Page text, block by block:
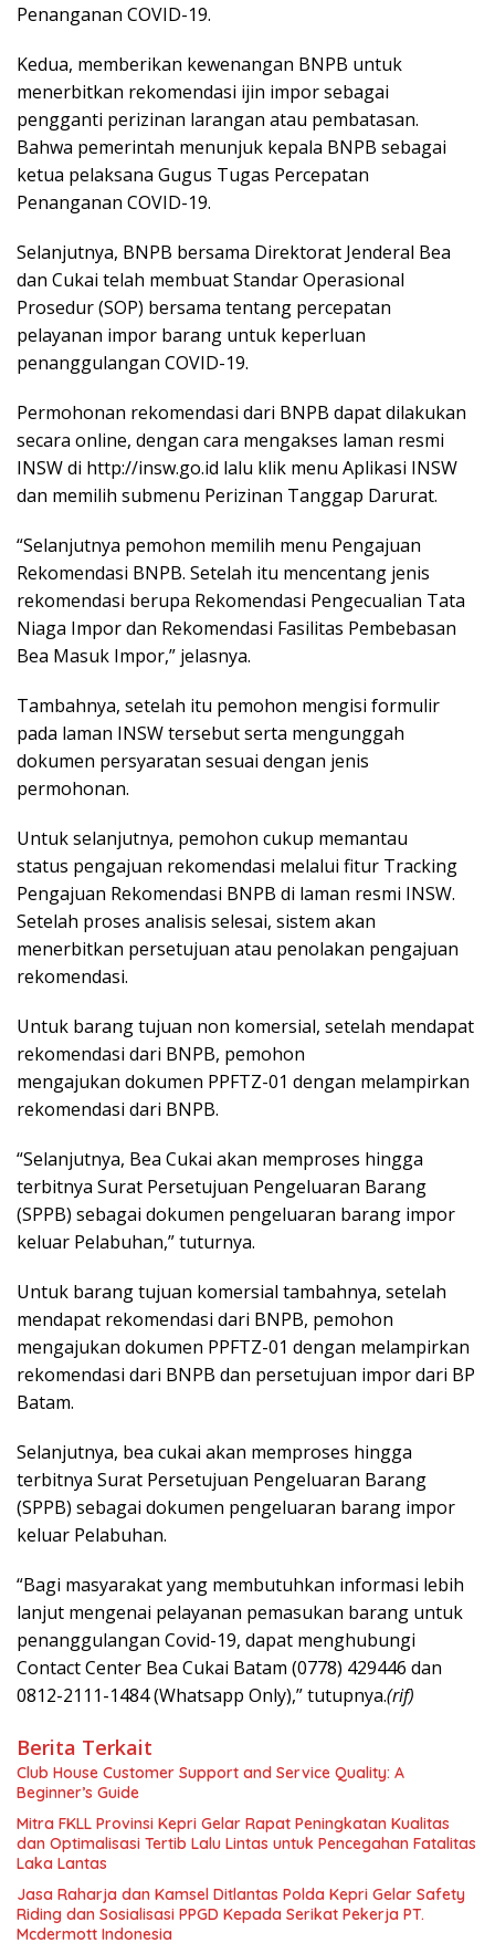
Penanganan COVID-19.
Kedua, memberikan kewenangan BNPB untuk
menerbitkan rekomendasi ijin impor sebagai
pengganti perizinan larangan atau pembatasan.
Bahwa pemerintah menunjuk kepala BNPB sebagai
ketua pelaksana Gugus Tugas Percepatan
Penanganan COVID-19.
Selanjutnya, BNPB bersama Direktorat Jenderal Bea
dan Cukai telah membuat Standar Operasional
Prosedur (SOP) bersama tentang percepatan
pelayanan impor barang untuk keperluan
penanggulangan COVID-19.
Permohonan rekomendasi dari BNPB dapat dilakukan
secara online, dengan cara mengakses laman resmi
INSW di http://insw.go.id lalu klik menu Aplikasi INSW
dan memilih submenu Perizinan Tanggap Darurat.
“Selanjutnya pemohon memilih menu Pengajuan
Rekomendasi BNPB. Setelah itu mencentang jenis
rekomendasi berupa Rekomendasi Pengecualian Tata
Niaga Impor dan Rekomendasi Fasilitas Pembebasan
Bea Masuk Impor,” jelasnya.
Tambahnya, setelah itu pemohon mengisi formulir
pada laman INSW tersebut serta mengunggah
dokumen persyaratan sesuai dengan jenis
permohonan.
Untuk selanjutnya, pemohon cukup memantau
status pengajuan rekomendasi melalui fitur Tracking
Pengajuan Rekomendasi BNPB di laman resmi INSW.
Setelah proses analisis selesai, sistem akan
menerbitkan persetujuan atau penolakan pengajuan
rekomendasi.
Untuk barang tujuan non komersial, setelah mendapat
rekomendasi dari BNPB, pemohon
mengajukan dokumen PPFTZ-01 dengan melampirkan
rekomendasi dari BNPB.
“Selanjutnya, Bea Cukai akan memproses hingga
terbitnya Surat Persetujuan Pengeluaran Barang
(SPPB) sebagai dokumen pengeluaran barang impor
keluar Pelabuhan,” tuturnya.
Untuk barang tujuan komersial tambahnya, setelah
mendapat rekomendasi dari BNPB, pemohon
mengajukan dokumen PPFTZ-01 dengan melampirkan
rekomendasi dari BNPB dan persetujuan impor dari BP
Batam.
Selanjutnya, bea cukai akan memproses hingga
terbitnya Surat Persetujuan Pengeluaran Barang
(SPPB) sebagai dokumen pengeluaran barang impor
keluar Pelabuhan.
“Bagi masyarakat yang membutuhkan informasi lebih
lanjut mengenai pelayanan pemasukan barang untuk
penanggulangan Covid-19, dapat menghubungi
Contact Center Bea Cukai Batam (0778) 429446 dan
0812-2111-1484 (Whatsapp Only),” tutupnya.(rif)
Berita Terkait
Club House Customer Support and Service Quality: A
Beginner’s Guide
Mitra FKLL Provinsi Kepri Gelar Rapat Peningkatan Kualitas
dan Optimalisasi Tertib Lalu Lintas untuk Pencegahan Fatalitas
Laka Lantas
Jasa Raharja dan Kamsel Ditlantas Polda Kepri Gelar Safety
Riding dan Sosialisasi PPGD Kepada Serikat Pekerja PT.
Mcdermott Indonesia